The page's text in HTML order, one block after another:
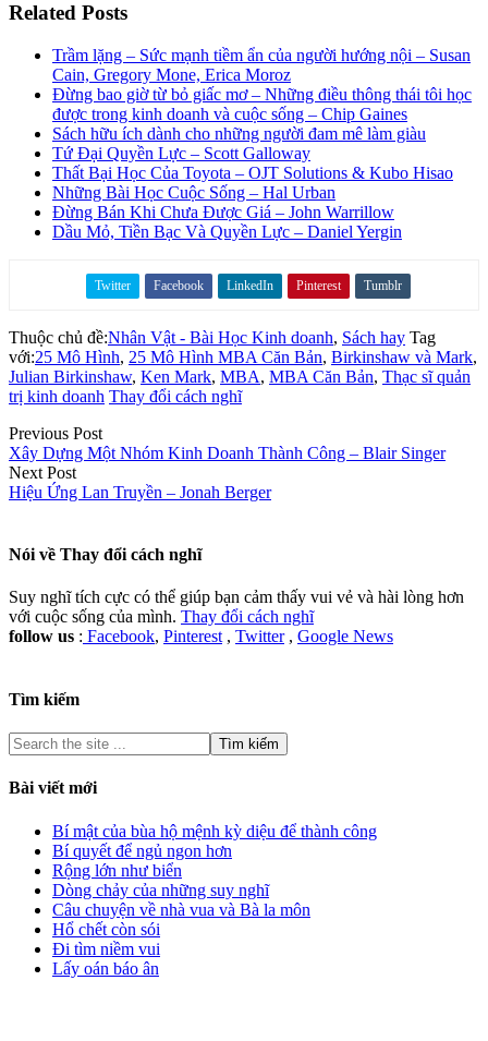
Related Posts
Trầm lặng – Sức mạnh tiềm ẩn của người hướng nội – Susan
Cain, Gregory Mone, Erica Moroz
Đừng bao giờ từ bỏ giấc mơ – Những điều thông thái tôi học
được trong kinh doanh và cuộc sống – Chip Gaines
Sách hữu ích dành cho những người đam mê làm giàu
Tứ Đại Quyền Lực – Scott Galloway
Thất Bại Học Của Toyota – OJT Solutions & Kubo Hisao
Những Bài Học Cuộc Sống – Hal Urban
Đừng Bán Khi Chưa Được Giá – John Warrillow
Dầu Mỏ, Tiền Bạc Và Quyền Lực – Daniel Yergin
Twitter Facebook LinkedIn Pinterest Tumblr
Thuộc chủ đề:Nhân Vật - Bài Học Kinh doanh, Sách hay Tag
với:25 Mô Hình, 25 Mô Hình MBA Căn Bản, Birkinshaw và Mark,
Julian Birkinshaw, Ken Mark, MBA, MBA Căn Bản, Thạc sĩ quản
trị kinh doanh Thay đổi cách nghĩ
Previous Post
Xây Dựng Một Nhóm Kinh Doanh Thành Công – Blair Singer
Next Post
Hiệu Ứng Lan Truyền – Jonah Berger
Nói về Thay đổi cách nghĩ
Suy nghĩ tích cực có thể giúp bạn cảm thấy vui vẻ và hài lòng hơn
với cuộc sống của mình. Thay đổi cách nghĩ
follow us : Facebook, Pinterest, Twitter, Google News
Tìm kiếm
Bài viết mới
Bí mật của bùa hộ mệnh kỳ diệu để thành công
Bí quyết để ngủ ngon hơn
Rộng lớn như biển
Dòng chảy của những suy nghĩ
Câu chuyện về nhà vua và Bà la môn
Hổ chết còn sói
Đi tìm niềm vui
Lấy oán báo ân